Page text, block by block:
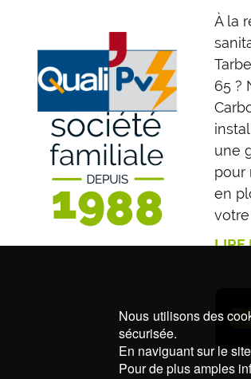
À la
65 ?
une
pour
en
LIRE
Nous utilisons des
sécurisée.
En naviguant sur le
Pour de plus amples